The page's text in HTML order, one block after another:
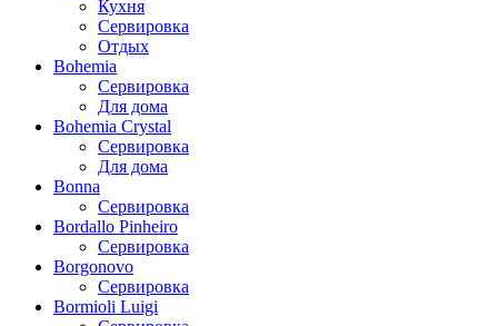
Кухня
Сервировка
Отдых
Bohemia
Сервировка
Для дома
Bohemia Crystal
Сервировка
Для дома
Bonna
Сервировка
Bordallo Pinheiro
Сервировка
Borgonovo
Сервировка
Bormioli Luigi